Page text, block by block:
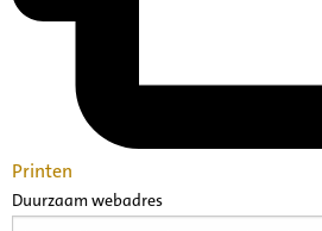
Printen
Duurzaam webadres